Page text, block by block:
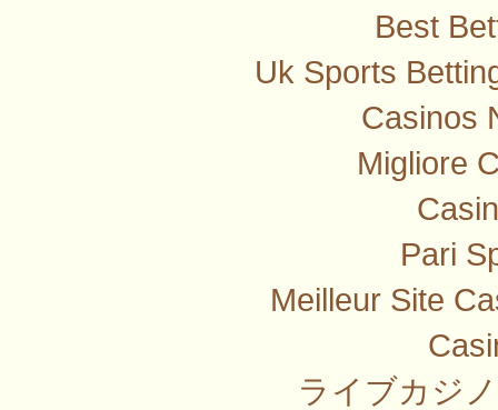
Best
Uk Sports
Casinos
Migliore
Pari
Meilleur Site
ライブカジ